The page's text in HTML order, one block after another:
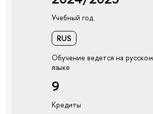
Учебный год
RUS
Обучение ведется на русском
языке
9
Кредиты